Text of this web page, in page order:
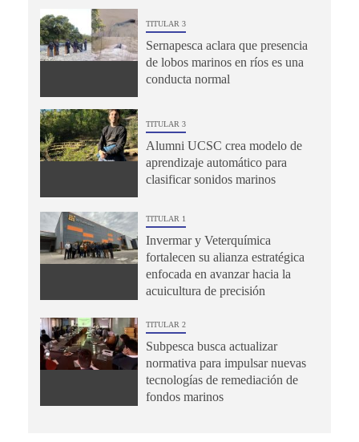
TITULAR 3
Sernapesca aclara que presencia
de lobos marinos en ríos es una
conducta normal
TITULAR 3
Alumni UCSC crea modelo de
aprendizaje automático para
clasificar sonidos marinos
TITULAR 1
Invermar y Veterquímica
fortalecen su alianza estratégica
enfocada en avanzar hacia la
acuicultura de precisión
TITULAR 2
Subpesca busca actualizar
normativa para impulsar nuevas
tecnologías de remediación de
fondos marinos